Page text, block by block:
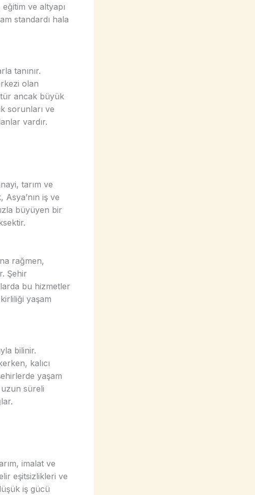
ve altyapı
standardı hala
tanınır.
olan
ancak büyük
sorunları ve
vardır.
tarım ve
iş ve
büyüyen bir
rağmen,
Şehir
bu hizmetler
yaşam
bilinir.
kalıcı
yaşam
süreli
imalat ve
eşitsizlikleri ve
iş gücü